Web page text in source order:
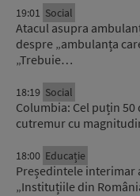
19:01 Social
Atacul asupra
despre „ambulanța
„Trebuie…
18:19 Social
Columbia: Cel puțin
cutremur cu
18:00 Educație
Președintele interimar
„Instituțiile din